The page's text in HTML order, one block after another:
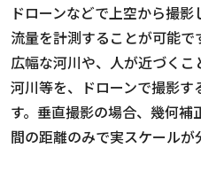
ドローンなどで上空から撮影
流量を計測することが可能
広幅な河川や、人が近づく
河川等を、ドローンで撮影
す。垂直撮影の場合、幾何
間の距離のみで実スケールが